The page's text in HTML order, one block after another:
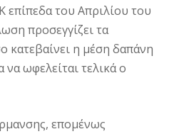
του Απριλίου του
προσεγγίζει τα
κατεβαίνει η μέση δαπάνη
ωφελείται τελικά ο
επομένως